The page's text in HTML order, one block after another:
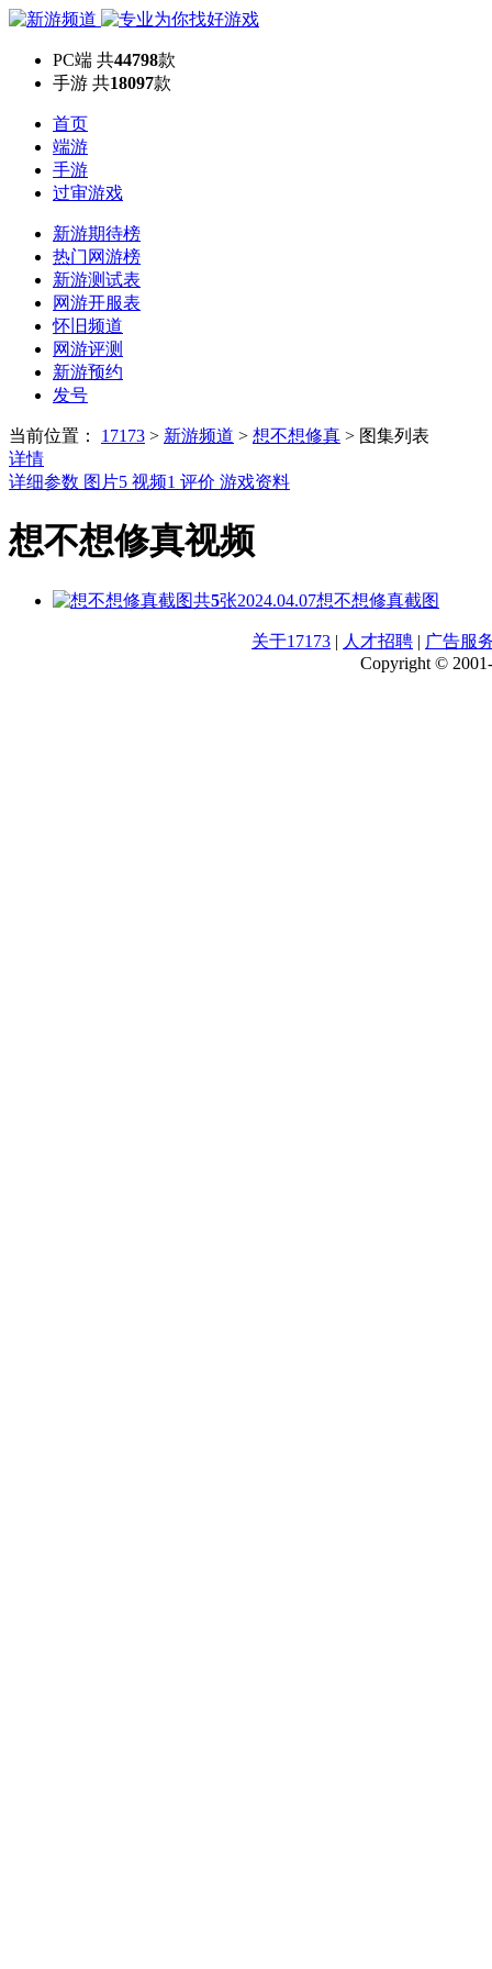
PC端 共44798款
手游 共18097款
首页
端游
手游
过审游戏
新游期待榜
热门网游榜
新游测试表
网游开服表
怀旧频道
网游评测
新游预约
发号
当前位置： 17173 > 新游频道 > 想不想修真 > 图集列表
详情
详细参数 图片5 视频1 评价 游戏资料
想不想修真视频
共5张2024.04.07想不想修真截图
关于17173 | 人才招聘 | 广告服
Copyright ©